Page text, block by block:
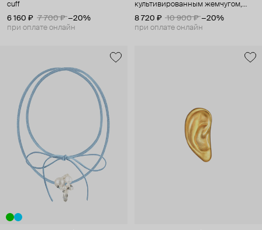
cuff
6 160 ₽
7 700 ₽ −20%
при оплате онлайн
культивированным жемчугом,
paradise
8 720 ₽ 10 900 ₽ −20%
при оплате онлайн